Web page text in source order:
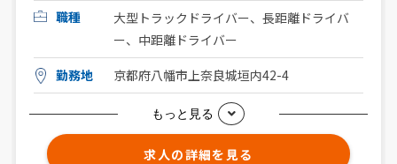
職種
大型トラックドライバー、長距離ドライバ
ー、中距離ドライバー
勤務地
京都府八幡市上奈良城垣内42-4
もっと見る
求人の詳細を見る